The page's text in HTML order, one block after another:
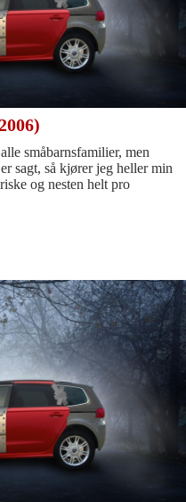
småbarnsfamilier, men
sagt, så kjører jeg heller min
og nesten helt pro